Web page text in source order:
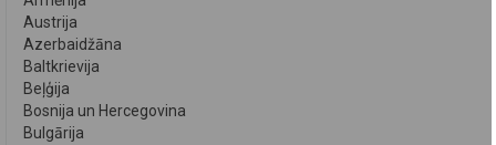
Austrija
Azerbaidžāna
Baltkrievija
Beļģija
Bosnija un Hercegovina
Bulgārija